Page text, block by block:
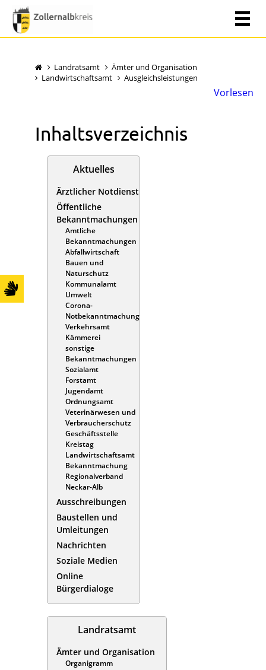
Landratsamt
Ämter und Organisation
Landwirtschaftsamt
Ausgleichsleistungen
Vorlesen
Inhaltsverzeichnis
Aktuelles
Ärztlicher Notdienst
Öffentliche
Bekanntmachungen
Amtliche
Bekanntmachungen
Abfallwirtschaft
Bauen und
Naturschutz
Kommunalamt
Umwelt
Corona-
Notbekanntmachung
Verkehrsamt
Kämmerei
sonstige
Bekanntmachungen
Sozialamt
Forstamt
Jugendamt
Ordnungsamt
Veterinärwesen und
Verbraucherschutz
Geschäftsstelle
Kreistag
Landwirtschaftsamt
Bekanntmachung
Regionalverband
Neckar-Alb
Ausschreibungen
Baustellen und
Umleitungen
Nachrichten
Soziale Medien
Online
Bürgerdialoge
Landratsamt
Ämter und Organisation
Organigramm